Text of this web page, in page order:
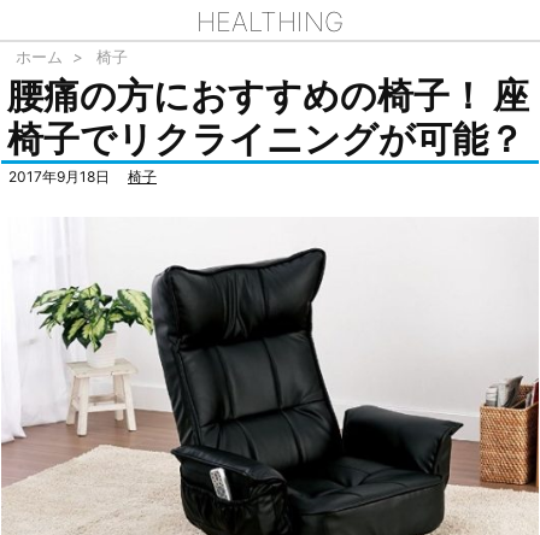
HEALTHING
ホーム > 椅子
腰痛の方におすすめの椅子！ 座
椅子でリクライニングが可能？
2017年9月18日 椅子